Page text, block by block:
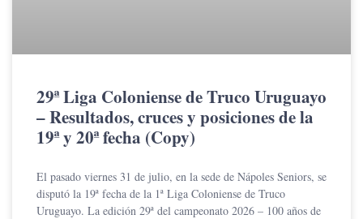
29ª Liga Coloniense de Truco Uruguayo
– Resultados, cruces y posiciones de la
19ª y 20ª fecha (Copy)
El pasado viernes 31 de julio, en la sede de Nápoles Seniors, se
disputó la 19ª fecha de la 1ª Liga Coloniense de Truco
Uruguayo. La edición 29ª del campeonato 2026 – 100 años de